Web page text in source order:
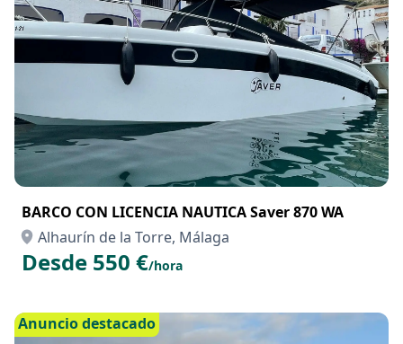
BARCO CON LICENCIA NAUTICA Saver 870 WA
Alhaurín de la Torre, Málaga
Desde 550 €/hora
Anuncio destacado